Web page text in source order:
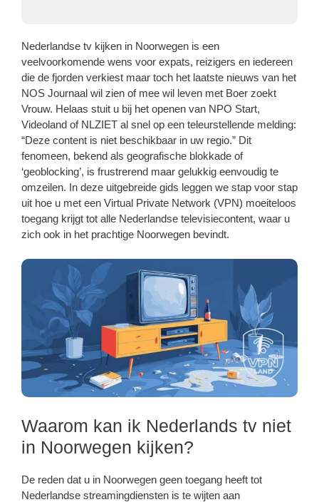
Nederlandse tv kijken in Noorwegen is een
veelvoorkomende wens voor expats, reizigers en iedereen
die de fjorden verkiest maar toch het laatste nieuws van het
NOS Journaal wil zien of mee wil leven met Boer zoekt
Vrouw. Helaas stuit u bij het openen van NPO Start,
Videoland of NLZIET al snel op een teleurstellende melding:
“Deze content is niet beschikbaar in uw regio.” Dit
fenomeen, bekend als geografische blokkade of
‘geoblocking’, is frustrerend maar gelukkig eenvoudig te
omzeilen. In deze uitgebreide gids leggen we stap voor stap
uit hoe u met een Virtual Private Network (VPN) moeiteloos
toegang krijgt tot alle Nederlandse televisiecontent, waar u
zich ook in het prachtige Noorwegen bevindt.
Waarom kan ik Nederlands tv niet
in Noorwegen kijken?
De reden dat u in Noorwegen geen toegang heeft tot
Nederlandse streamingdiensten is te wijten aan